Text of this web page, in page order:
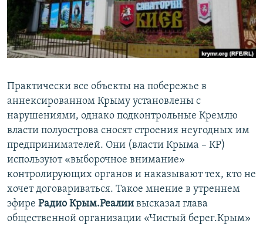
ПОБЕДИТЕЛЕЙ НЕ СУДЯТ?
КРЫМ.НЕПОКОРЕННЫЙ
ELIFBE
ПРИСОЕДИНЯЙТЕСЬ!
Все сайты RFE/RL
Практически все объекты на побережье в
аннексированном Крыму установлены с
нарушениями, однако подконтрольные Кремлю
власти полуострова сносят строения неугодных им
предпринимателей. Они (власти Крыма – КР)
используют «выборочное внимание»
контролирующих органов и наказывают тех, кто не
хочет договариваться. Такое мнение в утреннем
эфире Радио Крым.Реалии высказал глава
общественной организации «Чистый берег.Крым»